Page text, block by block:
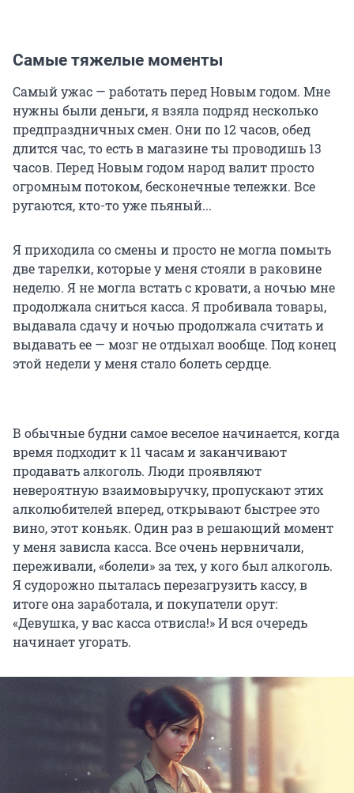
Самые тяжелые моменты
Самый ужас — работать перед Новым годом. Мне
нужны были деньги, я взяла подряд несколько
предпраздничных смен. Они по 12 часов, обед
длится час, то есть в магазине ты проводишь 13
часов. Перед Новым годом народ валит просто
огромным потоком, бесконечные тележки. Все
ругаются, кто-то уже пьяный...
Я приходила со смены и просто не могла помыть
две тарелки, которые у меня стояли в раковине
неделю. Я не могла встать с кровати, а ночью мне
продолжала сниться касса. Я пробивала товары,
выдавала сдачу и ночью продолжала считать и
выдавать ее — мозг не отдыхал вообще. Под конец
этой недели у меня стало болеть сердце.
В обычные будни самое веселое начинается, когда
время подходит к 11 часам и заканчивают
продавать алкоголь. Люди проявляют
невероятную взаимовыручку, пропускают этих
алколюбителей вперед, открывают быстрее это
вино, этот коньяк. Один раз в решающий момент
у меня зависла касса. Все очень нервничали,
переживали, «болели» за тех, у кого был алкоголь.
Я судорожно пыталась перезагрузить кассу, в
итоге она заработала, и покупатели орут:
«Девушка, у вас касса отвисла!» И вся очередь
начинает угорать.